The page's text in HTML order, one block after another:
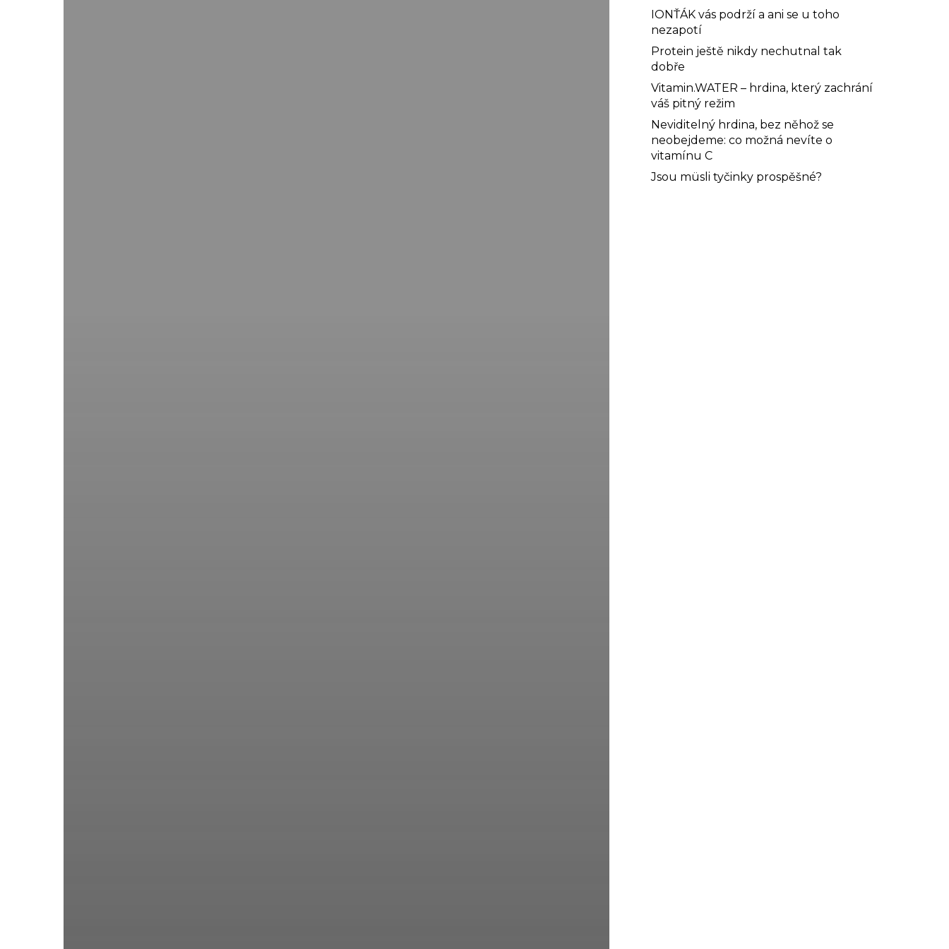
IONŤÁK vás podrží a ani se u toho
nezapotí
Protein ještě nikdy nechutnal tak
dobře
Vitamin.WATER – hrdina, který zachrání
váš pitný režim
Neviditelný hrdina, bez něhož se
neobejdeme: co možná nevíte o
vitamínu C
Jsou müsli tyčinky prospěšné?